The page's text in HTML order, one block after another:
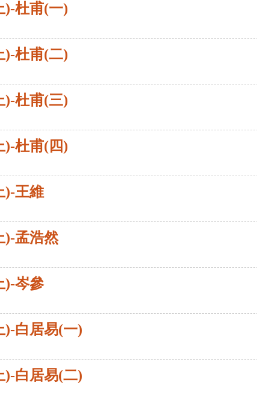
)-杜甫(一)
)-杜甫(二)
)-杜甫(三)
)-杜甫(四)
)-王維
)-孟浩然
)-岑參
)-白居易(一)
)-白居易(二)